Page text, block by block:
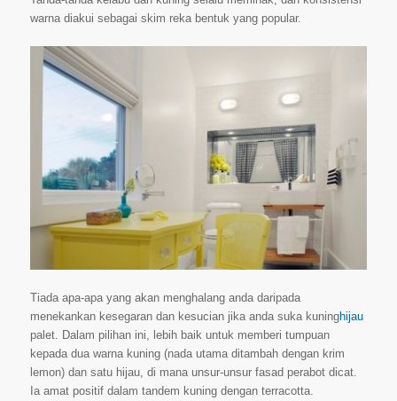
warna diakui sebagai skim reka bentuk yang popular.
Tiada apa-apa yang akan menghalang anda daripada
menekankan kesegaran dan kesucian jika anda suka kuninghijau
palet. Dalam pilihan ini, lebih baik untuk memberi tumpuan
kepada dua warna kuning (nada utama ditambah dengan krim
lemon) dan satu hijau, di mana unsur-unsur fasad perabot dicat.
Ia amat positif dalam tandem kuning dengan terracotta.